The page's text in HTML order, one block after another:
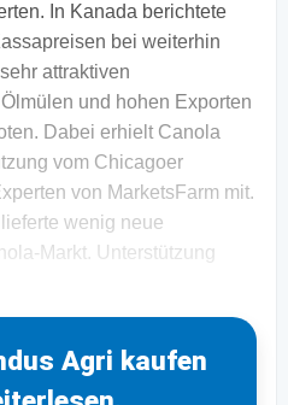
In Kanada berichtete
bei weiterhin
attraktiven
und hohen Exporten
Dabei erhielt Canola
vom Chicagoer
von MarketsFarm mit.
wenig neue
Markt. Unterstützung
Agri kaufen